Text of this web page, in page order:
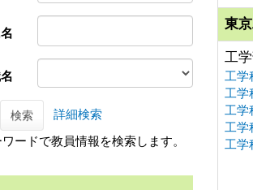
検索
詳細検索
ードで教員情報を検索します。
東
工
工学
工
工
工
工